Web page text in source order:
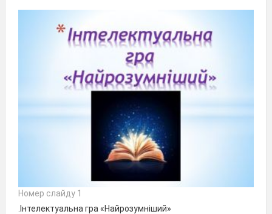
Номер слайду 1
.Інтелектуальна гра «Найрозумніший»